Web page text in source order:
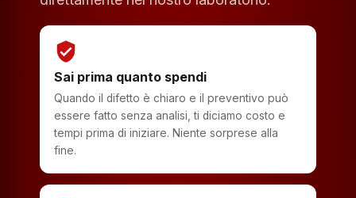
verified_user
Sai prima quanto spendi
Quando il difetto è chiaro e il preventivo può
essere fatto senza analisi, ti diciamo costo e
tempi prima di iniziare. Niente sorprese alla
fine.